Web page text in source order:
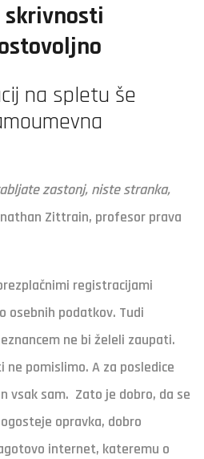
skrivnosti
na spletu še
zastonj, niste stranka,
Zittrain, profesor prava
registracijami
osebnih podatkov. Tudi
ne bi želeli zaupati.
pomislimo. A za posledice
vsak sam. Zato je dobro, da se
opravka, dobro
internet, kateremu o